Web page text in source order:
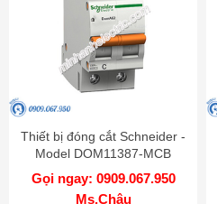
Thiết bị đóng cắt Schneider -
Model DOM11387-MCB
Gọi ngay: 0909.067.950
Ms.Châu